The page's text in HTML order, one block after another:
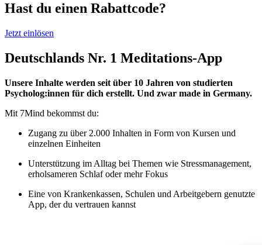
Hast du einen Rabattcode?
Jetzt einlösen
Deutschlands Nr. 1 Meditations-App
Unsere Inhalte werden seit über 10 Jahren von studierten
Psycholog:innen für dich erstellt. Und zwar made in Germany.
Mit 7Mind bekommst du:
Zugang zu über 2.000 Inhalten in Form von Kursen und
einzelnen Einheiten
Unterstützung im Alltag bei Themen wie Stressmanagement,
erholsameren Schlaf oder mehr Fokus
Eine von Krankenkassen, Schulen und Arbeitgebern genutzte
App, der du vertrauen kannst